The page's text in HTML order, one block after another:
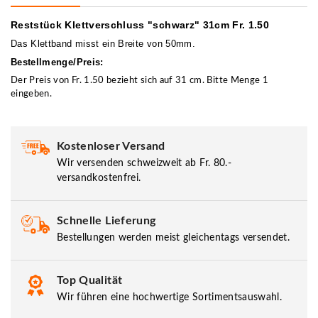
Reststück Klettverschluss "schwarz" 31cm Fr. 1.50
Das Klettband misst ein Breite von 50mm.
Bestellmenge/Preis:
Der Preis von Fr. 1.50 bezieht sich auf 31 cm. Bitte Menge 1
eingeben.
Kostenloser Versand
Wir versenden schweizweit ab Fr. 80.-
versandkostenfrei.
Schnelle Lieferung
Bestellungen werden meist gleichentags versendet.
Top Qualität
Wir führen eine hochwertige Sortimentsauswahl.